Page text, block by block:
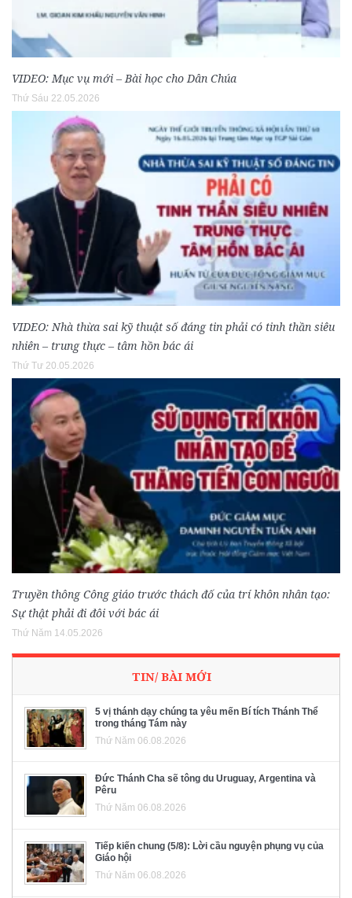
VIDEO: Mục vụ mới – Bài học cho Dân Chúa
Thứ Sáu 22.05.2026
VIDEO: Nhà thừa sai kỹ thuật số đáng tin phải có tinh thần siêu
nhiên – trung thực – tâm hồn bác ái
Thứ Tư 20.05.2026
Truyền thông Công giáo trước thách đố của trí khôn nhân tạo:
Sự thật phải đi đôi với bác ái
Thứ Năm 14.05.2026
TIN/ BÀI MỚI
5 vị thánh dạy chúng ta yêu mến Bí tích Thánh Thể
trong tháng Tám này
Thứ Năm 06.08.2026
Đức Thánh Cha sẽ tông du Uruguay, Argentina và
Pêru
Thứ Năm 06.08.2026
Tiếp kiến chung (5/8): Lời cầu nguyện phụng vụ của
Giáo hội
Thứ Năm 06.08.2026